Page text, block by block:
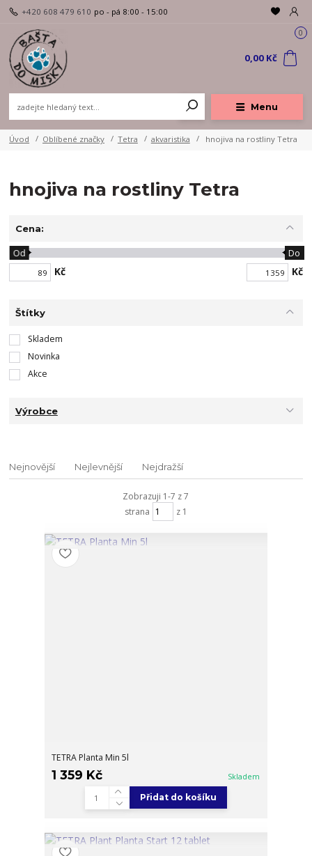
Menu
+420 608 479 610 po - pá 8:00 - 15:00
0
0,00 Kč
Úvod Oblíbené značky Tetra akvaristika hnojiva na rostliny Tetra
hnojiva na rostliny Tetra
Cena:
Kč
Od Do
Kč
Štítky
Skladem
Novinka
Akce
Výrobce
Nejnovější Nejlevnější Nejdražší
Zobrazuji 1-7 z 7
strana
z 1
TETRA Planta Min 5l
1 359 Kč Skladem
Přidat do košíku